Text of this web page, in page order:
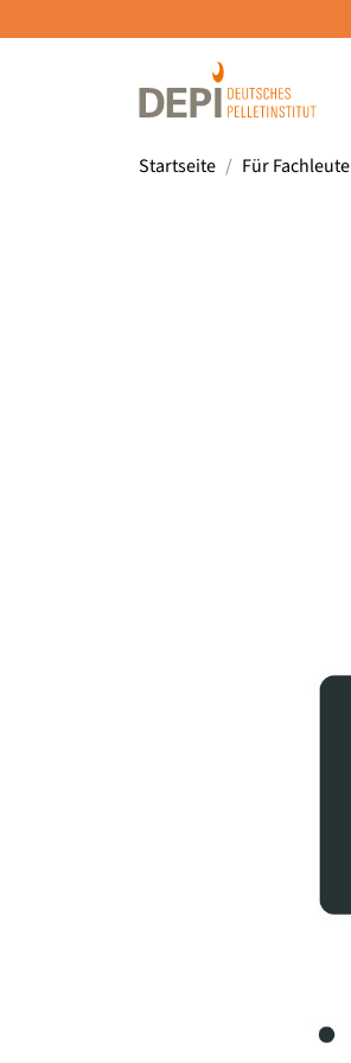
Startseite Für Fachleute